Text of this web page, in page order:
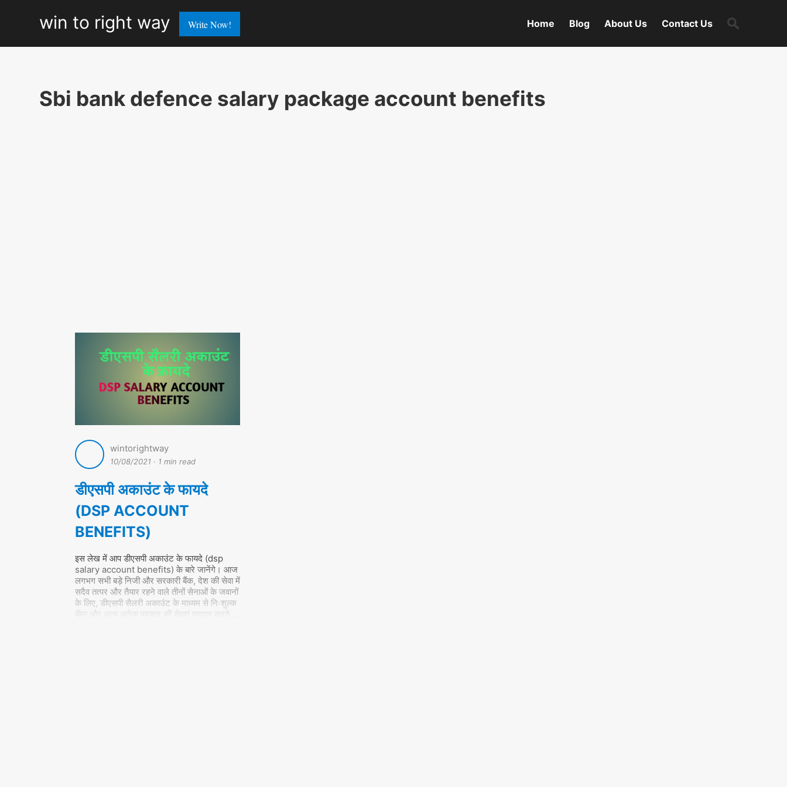
win
to
way
win to right way Write Now! Home Blog About Us Contact Us
Search
for:
Sbi bank defence salary package account benefits
wintorightway
10/08/2021 · 1 min read
डीएसपी अकाउंट के फायदे
(DSP ACCOUNT
BENEFITS)
इस लेख में आप डीएसपी अकाउंट के फायदे (dsp
salary account benefits) के बारे जानेंगे। आज
लगभग सभी बड़े निजी और सरकारी बैंक, देश की सेवा में
सदैव तत्पर और तैयार रहने वाले तीनों सेनाओं के जवानों
के लिए, डीएसपी सैलरी अकाउंट के माध्यम से निःशुल्क
बीमा और अन्य अनेक प्रकार की सेवाएं प्रदान करते